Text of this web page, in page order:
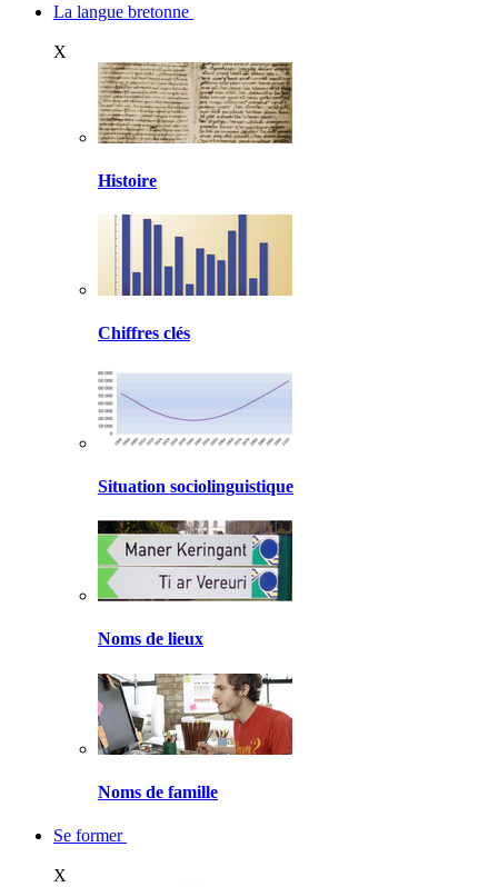
La langue bretonne
X
Histoire
Chiffres clés
Situation sociolinguistique
Noms de lieux
Noms de famille
Se former
X